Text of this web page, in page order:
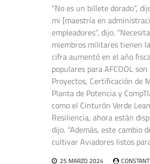
“No es un billete dorado”,
mi [maestría en
empleadores”, dijo.
miembros militares tienen
cifra aumentó en el año
populares para AFCOOL
Proyectos, Certificación de
Planta de Potencia y
como el Cinturón Verde
Resiliencia, ahora están
dijo. “Además, este
cultivar Aviadores listos
25 MARZO 2024